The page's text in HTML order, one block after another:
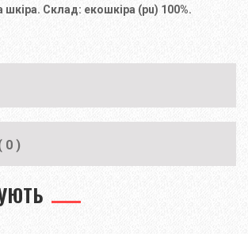
шкіра. Склад: екошкіра (pu) 100%.
0 )